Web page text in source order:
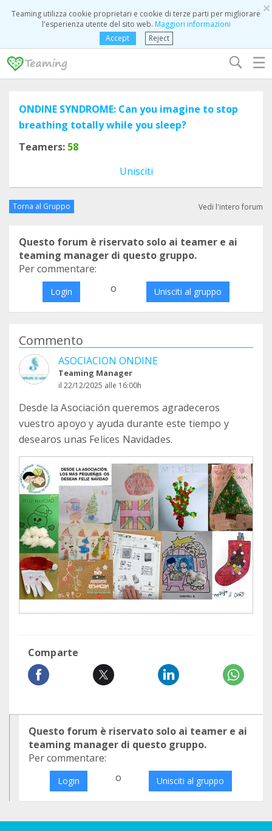
×
Teaming utilizza cookie proprietari e cookie di terze parti per migliorare
l'esperienza utente del sito web. Maggiori informazioni
Accept
Reject
☰
ONDINE SYNDROME: Can you imagine to stop
breathing totally while you sleep?
Teamers: 58
Unisciti
Torna al Gruppo Vedi l'intero forum
Questo forum è riservato solo ai teamer e ai
teaming manager di questo gruppo.
Per commentare:
Login o Unisciti al gruppo
Commento
ASOCIACION ONDINE
Teaming Manager
il 22/12/2025 alle 16:00h
Desde la Asociación queremos agradeceros
vuestro apoyo y ayuda durante este tiempo y
desearos unas Felices Navidades.
Comparte
Questo forum è riservato solo ai teamer e ai
teaming manager di questo gruppo.
Per commentare:
Login o Unisciti al gruppo